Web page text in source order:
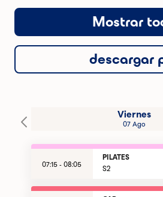
Mostrar
descargar
Viernes
07 Ago
07:15 - 08:05
PILATES
S2